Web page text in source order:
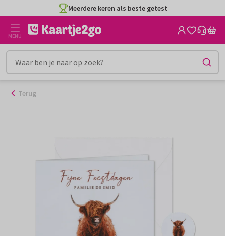
naar
inhoud
Meerdere keren als beste getest
MENU
Terug